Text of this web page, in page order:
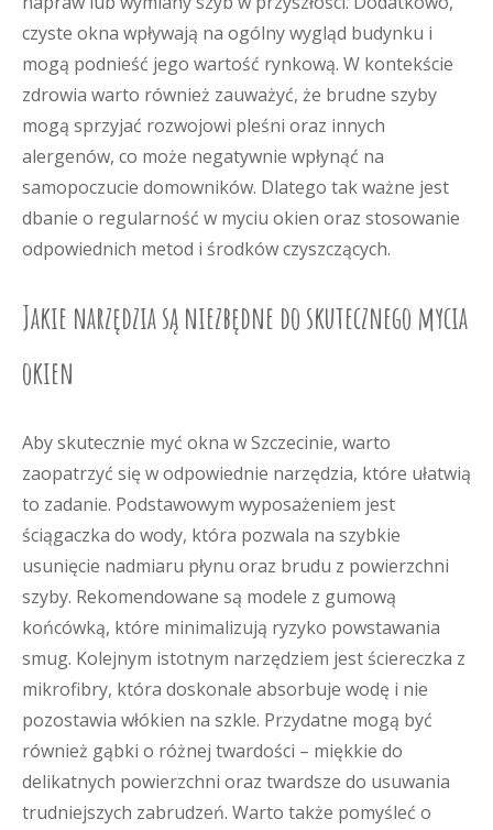
czyste okna wpływają na ogólny wygląd budynku i
mogą podnieść jego wartość rynkową. W kontekście
zdrowia warto również zauważyć, że brudne szyby
mogą sprzyjać rozwojowi pleśni oraz innych
alergenów, co może negatywnie wpłynąć na
samopoczucie domowników. Dlatego tak ważne jest
dbanie o regularność w myciu okien oraz stosowanie
odpowiednich metod i środków czyszczących.
Jakie narzędzia są niezbędne do skutecznego mycia
okien
Aby skutecznie myć okna w Szczecinie, warto
zaopatrzyć się w odpowiednie narzędzia, które ułatwią
to zadanie. Podstawowym wyposażeniem jest
ściągaczka do wody, która pozwala na szybkie
usunięcie nadmiaru płynu oraz brudu z powierzchni
szyby. Rekomendowane są modele z gumową
końcówką, które minimalizują ryzyko powstawania
smug. Kolejnym istotnym narzędziem jest ściereczka z
mikrofibry, która doskonale absorbuje wodę i nie
pozostawia włókien na szkle. Przydatne mogą być
również gąbki o różnej twardości – miękkie do
delikatnych powierzchni oraz twardsze do usuwania
trudniejszych zabrudzeń. Warto także pomyśleć o